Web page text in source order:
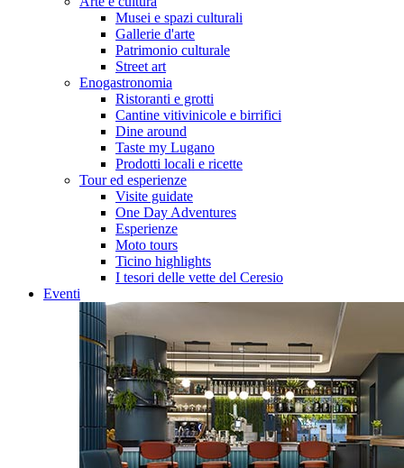
Musei e spazi culturali
Gallerie d'arte
Patrimonio culturale
Street art
Enogastronomia
Ristoranti e grotti
Cantine vitivinicole e birrifici
Dine around
Taste my Lugano
Prodotti locali e ricette
Tour ed esperienze
Visite guidate
One Day Adventures
Esperienze
Moto tours
Ticino highlights
I tesori delle vette del Ceresio
Eventi